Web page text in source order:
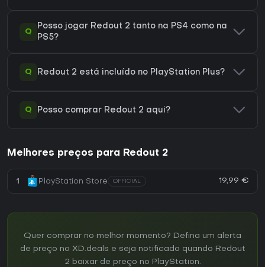
Q
Posso jogar Redout 2 tanto na PS4 como na
PS5?
Q Redout 2 está incluído no PlayStation Plus?
Q Posso comprar Redout 2 aqui?
Melhores preços para Redout 2
1 PlayStation Store OFFICIAL 19,99 €
Quer comprar no melhor momento? Defina um alerta
de preço no XD.deals e seja notificado quando Redout
2 baixar de preço no PlayStation.